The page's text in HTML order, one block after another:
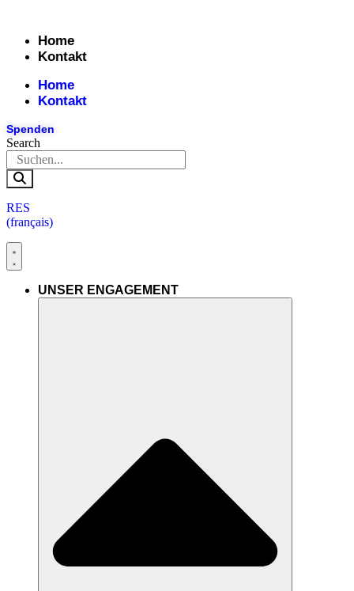
contentHome
Kontakt
Home
Kontakt
Spenden
Search
RES
(français)
UNSER ENGAGEMENT